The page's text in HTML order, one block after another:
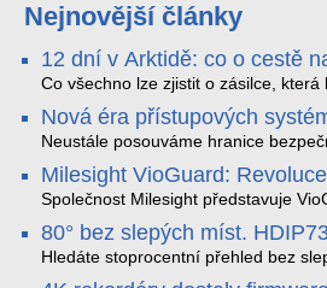
Nejnovější články
12 dní v Arktidě: co o cestě
data ze SMARTBOX 2 MAX
Co všechno lze zjistit o zásilce,
projede Arktidou? SMARTBOX 2
Tromsø přes Lofoty, Kirunu a finské
Nordkapp. Bez jediného dobití, v
otřesy i náklon. Výsledkem není jen
podrobný datový příběh celé cesty.
Nová éra přístupových
Signo
Neustále posouváme hranice
v oblasti kontroly přístupu – moderní
čtečky HID Signo.
Milesight VioGuard:
detekci dopravních přestupků
Společnost Milesight představuje
dopravních přestupků. Tento
sofistikovanými algoritmy umělé
tak, aby poskytoval komplexní
80° bez slepých míst.
streamuje na YouTube – bez
Hledáte stoprocentní přehled bez
panoramatická kamera